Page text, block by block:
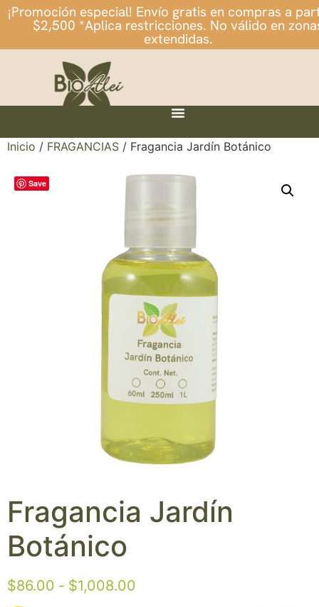
¡Promoción especial! Envío gratis en compras a
$2,500 *Aplica restricciones. No válido en
extendidas.
Inicio / FRAGANCIAS / Fragancia Jardín Botánico
Save
Fragancia Jardín
Botánico
$86.00 - $1,008.00